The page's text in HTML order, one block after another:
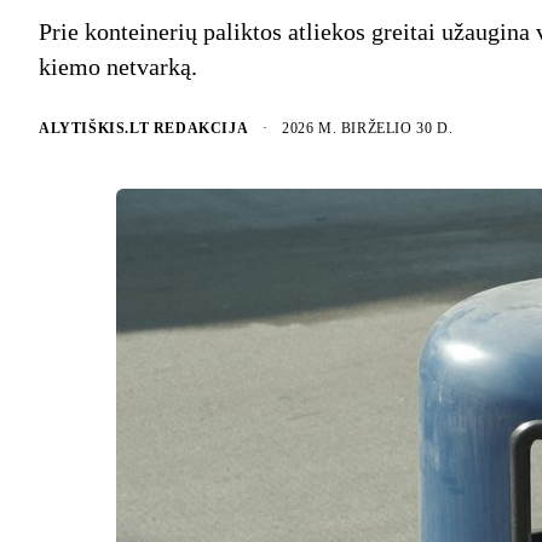
Prie konteinerių paliktos atliekos greitai užaugina
kiemo netvarką.
ALYTIŠKIS.LT REDAKCIJA · 2026 M. BIRŽELIO 30 D.